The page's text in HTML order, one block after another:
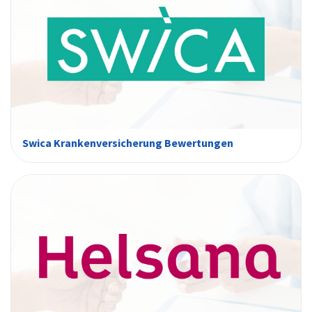
Swica Krankenversicherung Bewertungen